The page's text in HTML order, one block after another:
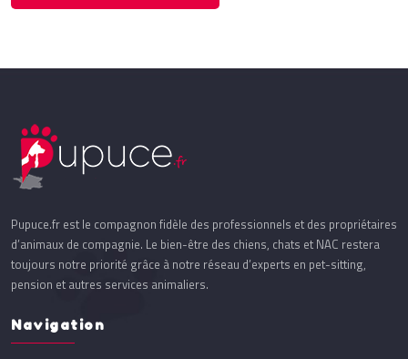
Pupuce.fr est le compagnon fidèle des professionnels et des propriétaires
d’animaux de compagnie. Le bien-être des chiens, chats et NAC restera
toujours notre priorité grâce à notre réseau d’experts en pet-sitting,
pension et autres services animaliers.
Navigation